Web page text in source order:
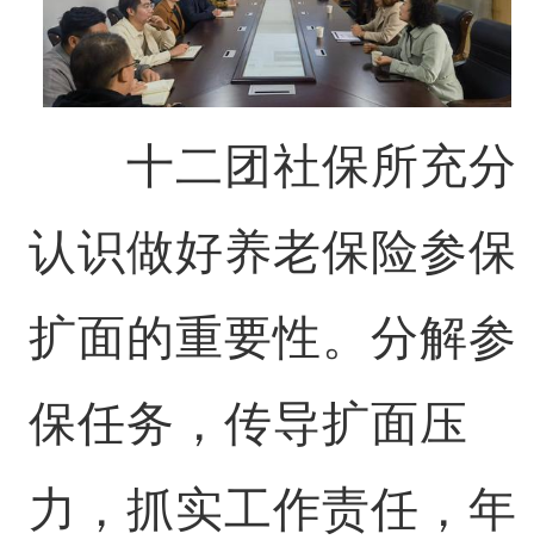
十二团社保所充分
认识做好养老保险参保
扩面的重要性。分解参
保任务，传导扩面压
力，抓实工作责任，年